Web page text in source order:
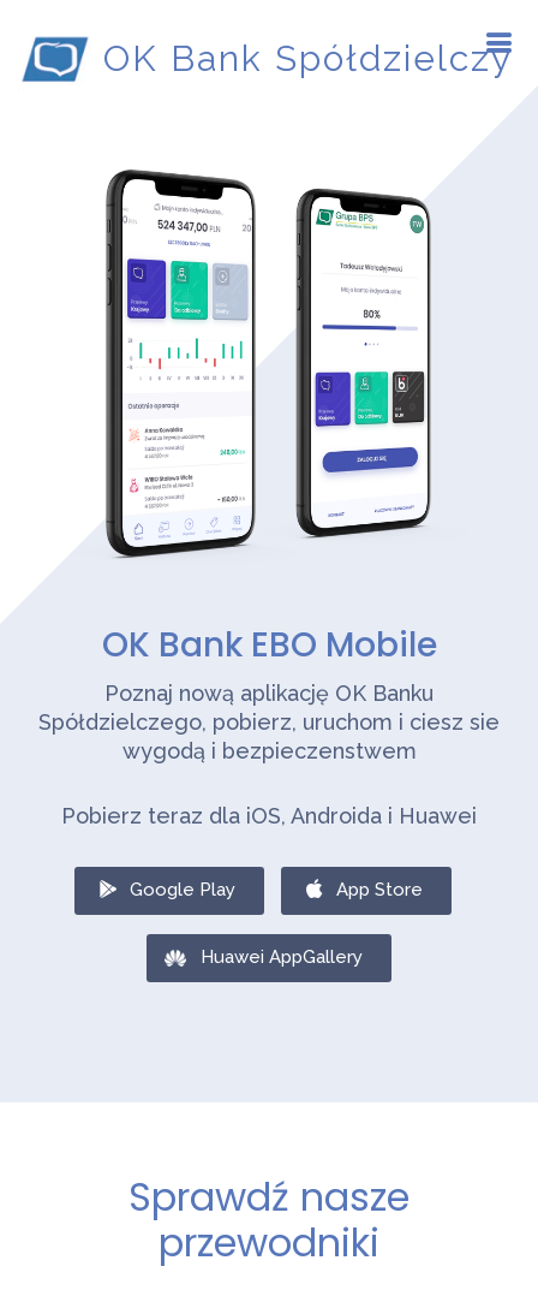
OK Bank Spółdzielczy
OK Bank EBO Mobile
Poznaj nową aplikację OK Banku
Spółdzielczego, pobierz, uruchom i ciesz sie
wygodą i bezpieczenstwem
Pobierz teraz dla iOS, Androida i Huawei
Google Play App Store
Huawei AppGallery
Sprawdź nasze
przewodniki